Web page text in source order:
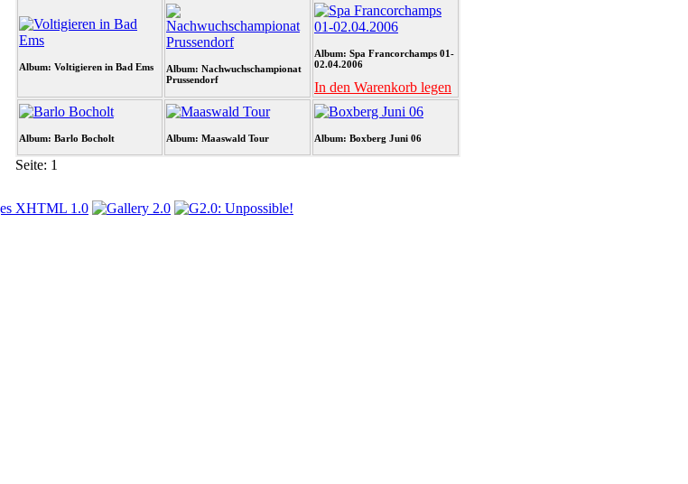
Album: Voltigieren in Bad Ems
Album: Nachwuchschampionat
Prussendorf
Album: Spa Francorchamps 01-
02.04.2006
In den Warenkorb legen
Album: Barlo Bocholt Album: Maaswald Tour Album: Boxberg Juni 06
Seite: 1